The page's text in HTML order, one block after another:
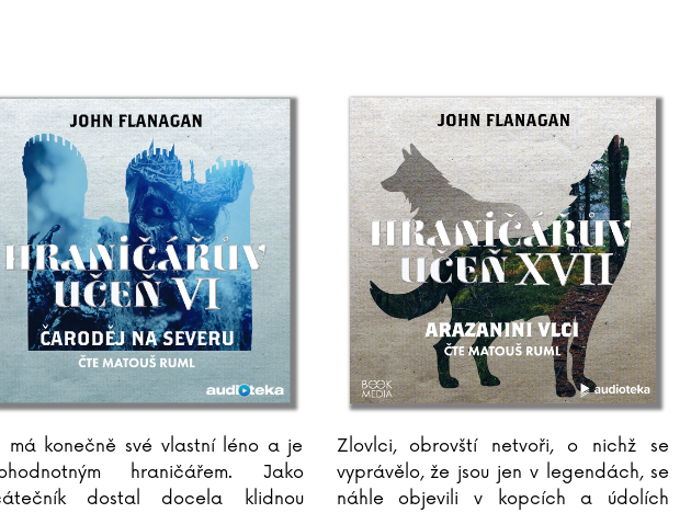
má konečně své vlastní léno a je
hraničářem. Jako
dostal docela klidnou
Zlovlci, obrovští netvoři, o nichž se
vyprávělo, že jsou jen v legendách, se
náhle objevili v kopcích a údolích